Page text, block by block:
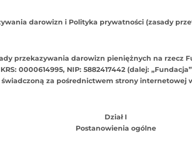
darowizn i Polityka prywatności (zasady
przekazywania darowizn pieniężnych na rzecz
0000614995, NIP: 5882417442 (dalej:
świadczoną za pośrednictwem strony internetowej
Dział I
Postanowienia ogólne